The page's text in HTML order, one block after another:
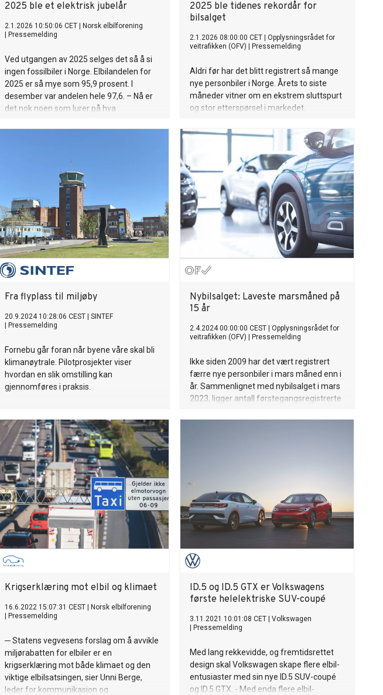
2025 ble et elektrisk jubelår
2.1.2026 10:50:06 CET
Norsk elbilforening
Pressemelding
Ved utgangen av 2025 selges det så å si
ingen fossilbiler i Norge. Elbilandelen for
2025 er så mye som 95,9 prosent. I
desember var andelen hele 97,6. – Nå er
det nok noen som lurer på hva
2025 ble tidenes rekordår for
bilsalget
2.1.2026 08:00:00 CET
Opplysningsrådet for
veitrafikken (OFV)
Pressemelding
Aldri før har det blitt registrert så mange
nye personbiler i Norge. Årets to siste
måneder vitner om en ekstrem sluttspurt
og stor etterspørsel i markedet.
Fra flyplass til miljøby
20.9.2024 10:28:06 CEST
SINTEF
Pressemelding
Fornebu går foran når byene våre skal bli
klimanøytrale. Pilotprosjekter viser
hvordan en slik omstilling kan
gjennomføres i praksis.
Nybilsalget: Laveste marsmåned på
15 år
2.4.2024 00:00:00 CEST
Opplysningsrådet for
veitrafikken (OFV)
Pressemelding
Ikke siden 2009 har det vært registrert
færre nye personbiler i mars måned enn i
år. Sammenlignet med nybilsalget i mars
2023, ligger antall førstegangsregistrerte
Krigserklæring mot elbil og klimaet
16.6.2022 15:07:31 CEST
Norsk elbilforening
Pressemelding
─ Statens vegvesens forslag om å avvikle
miljørabatten for elbiler er en
krigserklæring mot både klimaet og den
viktige elbilsatsingen, sier Unni Berge,
leder for kommunikasjon og
ID.5 og ID.5 GTX er Volkswagens
første helelektriske SUV-coupé
3.11.2021 10:01:08 CET
Volkswagen
Pressemelding
Med lang rekkevidde, og fremtidsrettet
design skal Volkswagen skape flere elbil-
entusiaster med sin nye ID.5 SUV-coupé
og ID.5 GTX. - Med enda flere elbil-